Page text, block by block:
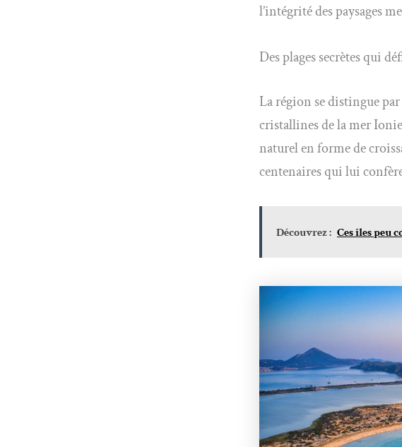
l’intégrité des paysages
Des plages secrètes qui
La région se distingue par
cristallines de la mer
naturel en forme de
centenaires qui lui
Découvrez : Ces îles peu